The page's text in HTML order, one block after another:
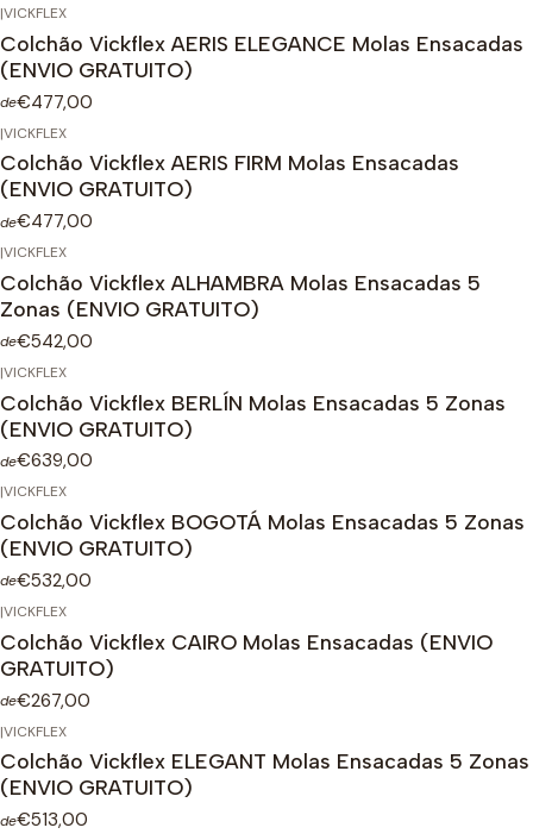
|VICKFLEX
Colchão Vickflex AERIS ELEGANCE Molas Ensacadas
(ENVIO GRATUITO)
de€477,00
|VICKFLEX
Colchão Vickflex AERIS FIRM Molas Ensacadas
(ENVIO GRATUITO)
de€477,00
|VICKFLEX
Colchão Vickflex ALHAMBRA Molas Ensacadas 5
Zonas (ENVIO GRATUITO)
de€542,00
|VICKFLEX
Colchão Vickflex BERLÍN Molas Ensacadas 5 Zonas
(ENVIO GRATUITO)
de€639,00
|VICKFLEX
Colchão Vickflex BOGOTÁ Molas Ensacadas 5 Zonas
(ENVIO GRATUITO)
de€532,00
|VICKFLEX
Colchão Vickflex CAIRO Molas Ensacadas (ENVIO
GRATUITO)
de€267,00
|VICKFLEX
Colchão Vickflex ELEGANT Molas Ensacadas 5 Zonas
(ENVIO GRATUITO)
de€513,00